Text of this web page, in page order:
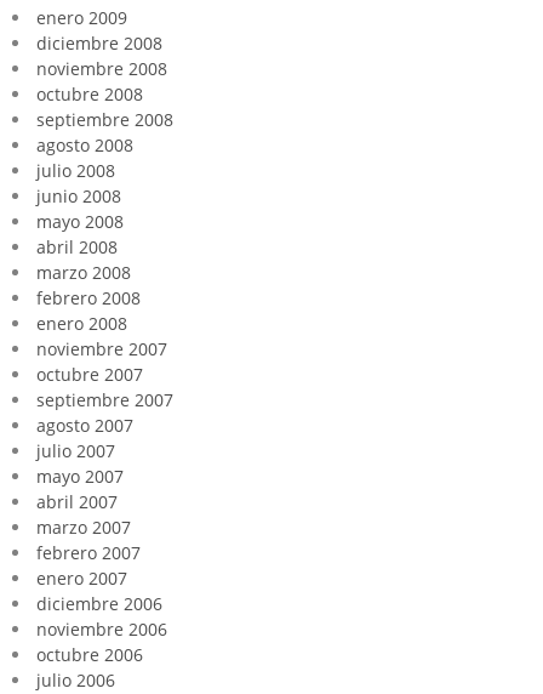
enero 2009
diciembre 2008
noviembre 2008
octubre 2008
septiembre 2008
agosto 2008
julio 2008
junio 2008
mayo 2008
abril 2008
marzo 2008
febrero 2008
enero 2008
noviembre 2007
octubre 2007
septiembre 2007
agosto 2007
julio 2007
mayo 2007
abril 2007
marzo 2007
febrero 2007
enero 2007
diciembre 2006
noviembre 2006
octubre 2006
julio 2006